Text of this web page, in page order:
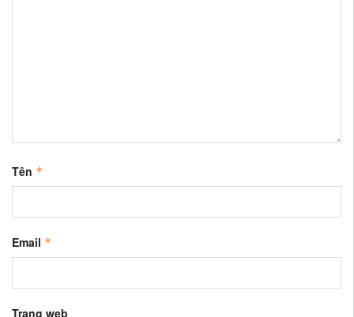
Tên *
Email *
Trang web